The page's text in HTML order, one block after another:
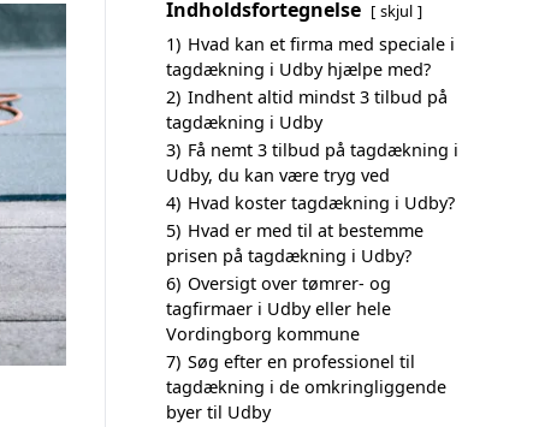
Indholdsfortegnelse skjul
1) Hvad kan et firma med speciale i
tagdækning i Udby hjælpe med?
2) Indhent altid mindst 3 tilbud på
tagdækning i Udby
3) Få nemt 3 tilbud på tagdækning i
Udby, du kan være tryg ved
4) Hvad koster tagdækning i Udby?
5) Hvad er med til at bestemme
prisen på tagdækning i Udby?
6) Oversigt over tømrer- og
tagfirmaer i Udby eller hele
Vordingborg kommune
7) Søg efter en professionel til
tagdækning i de omkringliggende
byer til Udby